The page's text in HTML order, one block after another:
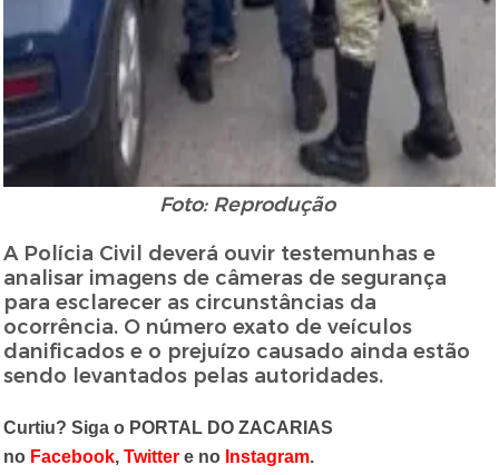
Foto: Reprodução
A Polícia Civil deverá ouvir testemunhas e
analisar imagens de câmeras de segurança
para esclarecer as circunstâncias da
ocorrência. O número exato de veículos
danificados e o prejuízo causado ainda estão
sendo levantados pelas autoridades.
Curtiu? Siga o PORTAL DO ZACARIAS
no Facebook,Twitter e no Instagram.